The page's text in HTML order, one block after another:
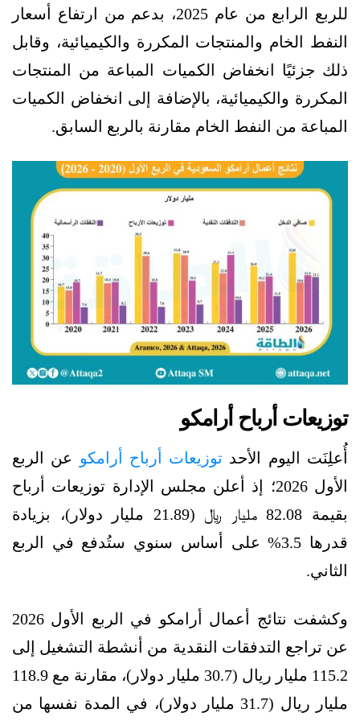
للربع الرابع من عام 2025، بدعم من ارتفاع أسعار
النفط الخام والمنتجات المكررة والكيميائية، وقابل
ذلك جزئيًا انخفاض الكميات المباعة من المنتجات
المكررة والكيميائية، بالإضافة إلى انخفاض الكميات
المباعة من النفط الخام مقارنة بالربع السابق.
توزيعات أرباح أرامكو
أُعلِنَت اليوم الأحد توزيعات أرباح أرامكو عن الربع
الأول 2026؛ إذ أعلن مجلس الإدارة توزيعات أرباح
بقيمة 82.08 ملیار ﷼ (21.89 ملیار دولار)، بزيادة
قدرها 3.5% على أساس سنوي ستُدفع في الربع
الثاني.
وكشفت نتائج أعمال أرامكو في الربع الأول 2026
عن تراجع التدفقات النقدية من أنشطة التشغيل إلى
115.2 مليار ريال (30.7 مليار دولار)، مقارنة مع 118.9
مليار ريال (31.7 مليار دولار)، في المدة نفسها من